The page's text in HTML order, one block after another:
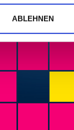
ABLEHNEN